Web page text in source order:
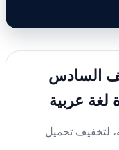
السادس
عربية
لتخفيف تحميل